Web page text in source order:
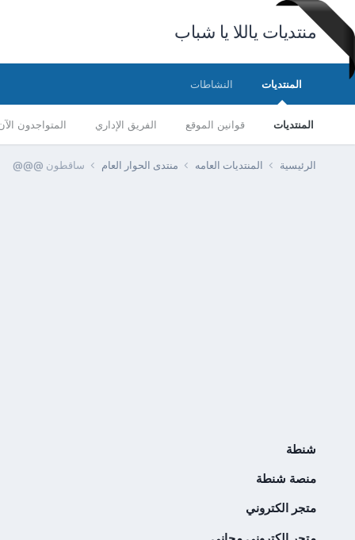
منتديات ياللا يا شباب
المنتديات
المنتديات قوانين الموقع الفريق الإداري المتواجدون
النشاطات
الرئيسية المنتديات العامه منتدى الحوار العام ساقطون @@@
شنطة
منصة شنطة
متجر الكتروني